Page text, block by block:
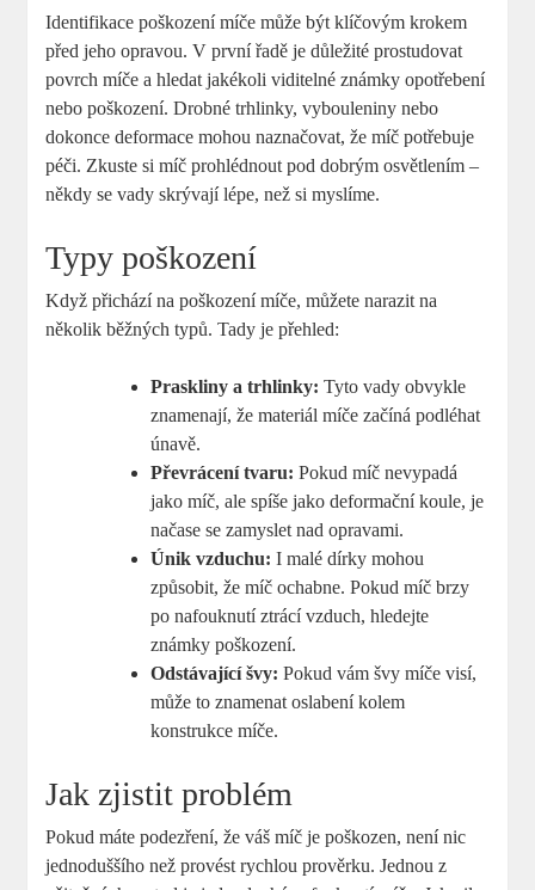
Identifikace poškození míče může být klíčovým krokem
před jeho opravou. V první řadě je důležité prostudovat
povrch míče a hledat jakékoli viditelné známky opotřebení
nebo poškození. Drobné trhlinky, vybouleniny nebo
dokonce deformace mohou naznačovat, že míč potřebuje
péči. Zkuste si míč prohlédnout pod dobrým osvětlením –
někdy se vady skrývají lépe, než si myslíme.
Typy poškození
Když přichází na poškození míče, můžete narazit na
několik běžných typů. Tady je přehled:
Praskliny a trhlinky: Tyto vady obvykle
znamenají, že materiál míče začíná podléhat
únavě.
Převrácení tvaru: Pokud míč nevypadá
jako míč, ale spíše jako deformační koule, je
načase se zamyslet nad opravami.
Únik vzduchu: I malé dírky mohou
způsobit, že míč ochabne. Pokud míč brzy
po nafouknutí ztrácí vzduch, hledejte
známky poškození.
Odstávající švy: Pokud vám švy míče visí,
může to znamenat oslabení kolem
konstrukce míče.
Jak zjistit problém
Pokud máte podezření, že váš míč je poškozen, není nic
jednoduššího než provést rychlou prověrku. Jednou z